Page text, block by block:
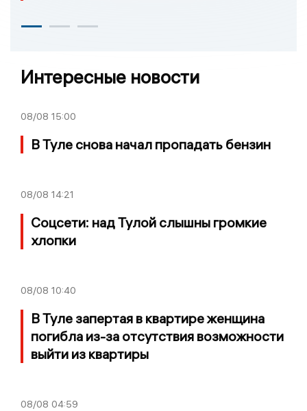
Интересные новости
08/08 15:00
В Туле снова начал пропадать бензин
08/08 14:21
Соцсети: над Тулой слышны громкие
хлопки
08/08 10:40
В Туле запертая в квартире женщина
погибла из-за отсутствия возможности
выйти из квартиры
08/08 04:59